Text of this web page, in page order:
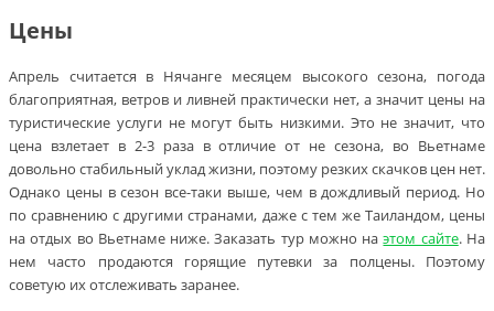
Цены
Апрель считается в Нячанге месяцем высокого сезона, погода
благоприятная, ветров и ливней практически нет, а значит цены на
туристические услуги не могут быть низкими. Это не значит, что
цена взлетает в 2-3 раза в отличие от не сезона, во Вьетнаме
довольно стабильный уклад жизни, поэтому резких скачков цен нет.
Однако цены в сезон все-таки выше, чем в дождливый период. Но
по сравнению с другими странами, даже с тем же Таиландом, цены
на отдых во Вьетнаме ниже. Заказать тур можно наэтом сайте. На
нем часто продаются горящие путевки за полцены. Поэтому
советую их отслеживать заранее.